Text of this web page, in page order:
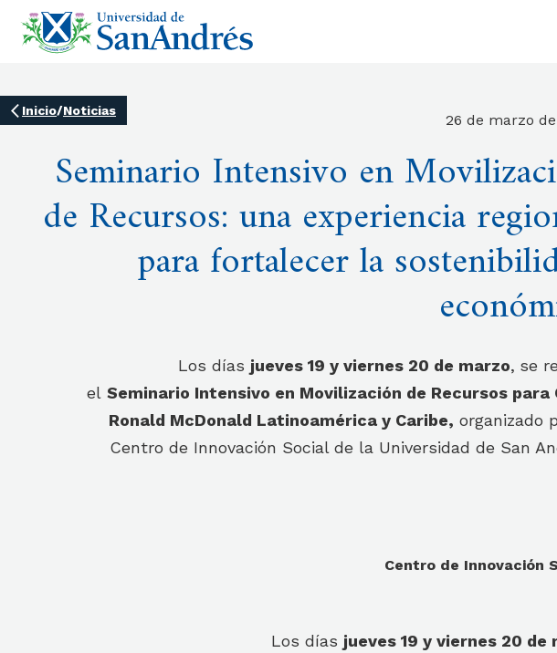
Inicio/Noticias
26 de marzo
Seminario Intensivo en
de Recursos: una experiencia
para fortalecer la
Los días jueves 19 y viernes 20 de marzo, se
el Seminario Intensivo en Movilización de Recursos para
Ronald McDonald Latinoamérica y Caribe, organizado
Centro de Innovación Social de la Universidad de San
Centro de Innovación
Los días jueves 19 y viernes 20 de